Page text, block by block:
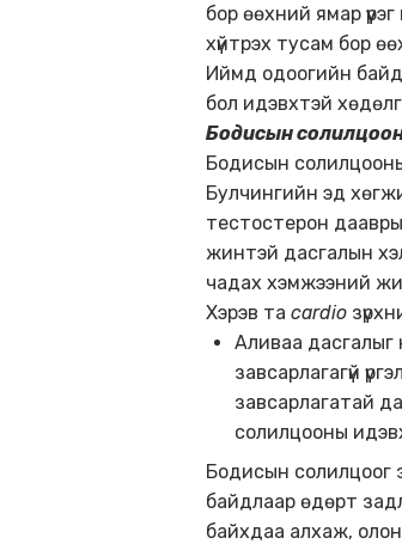
бор өөхний ямар
хүйтрэх тусам бор
Иймд одоогийн
бол идэвхтэй
Бодисын
Бодисын солилцооны
Булчингийн эд
тестостерон
жинтэй дасгалын
чадах хэмжээний
Хэрэв та cardio
Аливаа
завсарлагагүй
завсарлагатай
солилцооны
Бодисын солилцоог
байдлаар өдөрт
байхдаа алхаж,